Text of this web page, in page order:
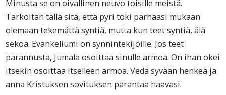
Minusta se on oivallinen neuvo toisille meistä.
Tarkoitan tällä sitä, että pyri toki parhaasi mukaan
olemaan tekemättä syntiä, mutta kun teet syntiä, älä
sekoa. Evankeliumi on synnintekijöille. Jos teet
parannusta, Jumala osoittaa sinulle armoa. On ihan okei
itsekin osoittaa itselleen armoa. Vedä syvään henkeä ja
anna Kristuksen sovituksen parantaa haavasi.